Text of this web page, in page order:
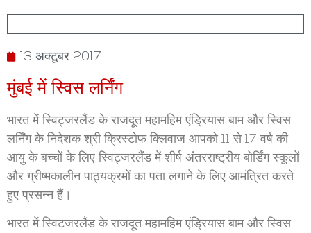
13 अक्टूबर 2017
मुंबई में स्विस लर्निंग
भारत में स्विट्जरलैंड के राजदूत महामहिम एंड्रियास बाम और स्विस
लर्निंग के निदेशक श्री क्रिस्टोफ क्लिवाज आपको 11 से 17 वर्ष की
आयु के बच्चों के लिए स्विट्जरलैंड में शीर्ष अंतरराष्ट्रीय बोर्डिंग स्कूलों
और ग्रीष्मकालीन पाठ्यक्रमों का पता लगाने के लिए आमंत्रित करते
हुए प्रसन्न हैं।
भारत में स्विटजरलैंड के राजदूत महामहिम एंड्रियास बाम और स्विस